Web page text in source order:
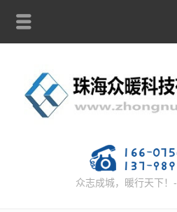
众志成城，暖行天下！-